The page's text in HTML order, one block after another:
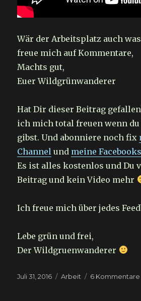
Wär der Arbeitsplatz auch
freue mich auf Kommentare,
Machts gut,
Euer Wildgrünwanderer
Hat Dir dieser Beitrag
ich mich total freuen wenn
gibst. Und abonniere noch fix
Channel und meine
Es ist alles kostenlos und Du
Beitrag und kein Video mehr
Ich freue mich über jedes
Lebe grün und frei,
Der Wildgruenwanderer
Veröffentlicht
Juli 31, 2016 Kategorien
Arbeit 6 Kommentare